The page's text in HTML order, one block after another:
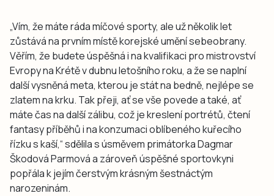
„Vím, že máte ráda míčové sporty, ale už několik let
zůstává na prvním místě korejské umění sebeobrany.
Věřím, že budete úspěšná i na kvalifikaci pro mistrovství
Evropy na Krétě v dubnu letošního roku, a že se naplní
další vysněná meta, kterou je stát na bedně, nejlépe se
zlatem na krku. Tak přeji, ať se vše povede a také, ať
máte čas na další zálibu, což je kreslení portrétů, čtení
fantasy příběhů i na konzumaci oblíbeného kuřecího
řízku s kaší,“ sdělila s úsměvem primátorka Dagmar
Škodová Parmová a zároveň úspěšné sportovkyni
popřála k jejím čerstvým krásným šestnáctým
narozeninám.